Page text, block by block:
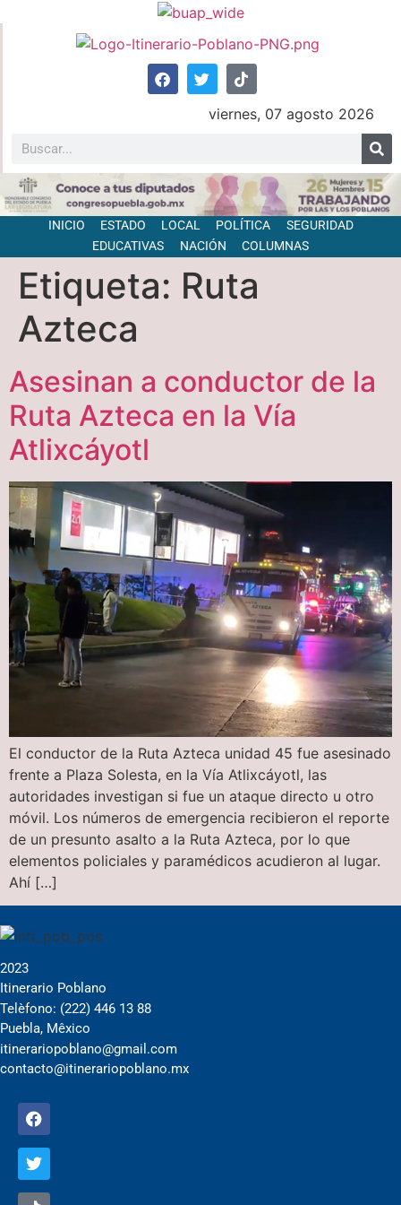
viernes, 07 agosto 2026
INICIO ESTADO LOCAL POLÍTICA
SEGURIDAD
EDUCATIVAS
NACIÓN COLUMNAS
Etiqueta: Ruta
Azteca
Asesinan a conductor de la
Ruta Azteca en la Vía
Atlixcáyotl
El conductor de la Ruta Azteca unidad 45 fue asesinado
frente a Plaza Solesta, en la Vía Atlixcáyotl, las
autoridades investigan si fue un ataque directo u otro
móvil. Los números de emergencia recibieron el reporte
de un presunto asalto a la Ruta Azteca, por lo que
elementos policiales y paramédicos acudieron al lugar.
Ahí […]
2023
Itinerario Poblano
Telèfono: (222) 446 13 88
Puebla, Mêxico
itinerariopoblano@gmail.com
contacto@itinerariopoblano.mx